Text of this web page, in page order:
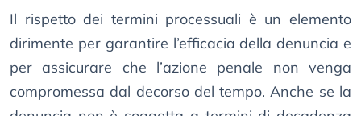
Il rispetto dei termini processuali è un elemento
dirimente per garantire l’efficacia della denuncia e
per assicurare che l’azione penale non venga
compromessa dal decorso del tempo. Anche se la